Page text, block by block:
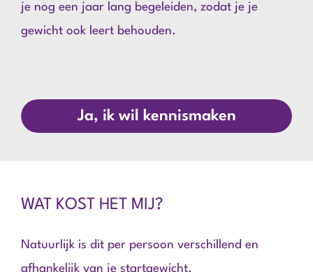
je nog een jaar lang begeleiden, zodat je je
gewicht ook leert behouden.
Ja, ik wil kennismaken
WAT KOST HET MIJ?
Natuurlijk is dit per persoon verschillend en
afhankelijk van je startgewicht.